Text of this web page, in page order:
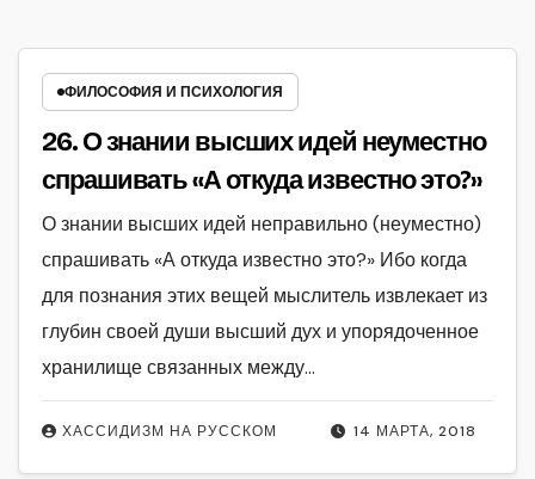
ФИЛОСОФИЯ И ПСИХОЛОГИЯ
26. О знании высших идей неуместно
спрашивать «А откуда известно это?»
14 МАРТА, 2018
ХАССИДИЗМ НА РУССКОМ
О знании высших идей неправильно (неуместно)
спрашивать «А откуда известно это?» Ибо когда
для познания этих вещей мыслитель извлекает из
глубин своей души высший дух и упорядоченное
хранилище связанных между…